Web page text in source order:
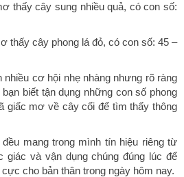
thấy cây sung nhiều quả, có con số:
thấy cây phong lá đỏ, có con số: 45 –
nhiều cơ hội nhẹ nhàng nhưng rõ ràng
biết tận dụng những con số phong
giấc mơ về cây cối để tìm thấy thông
mang trong mình tín hiệu riêng từ
và vận dụng chúng đúng lúc để
cho bản thân trong ngày hôm nay.